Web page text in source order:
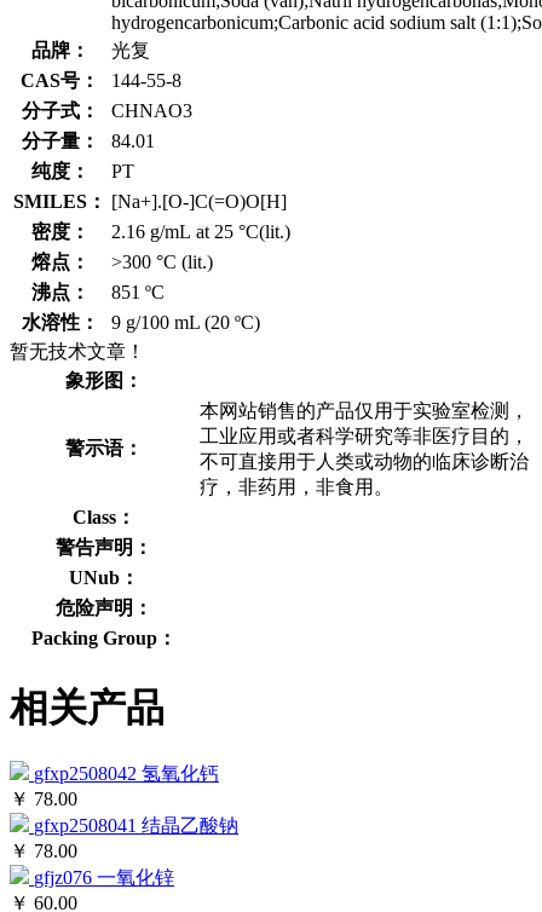
hydrogencarbonicum;Carbonic acid sodium salt
品牌：
光复
CAS号：
144-55-8
分子式：
CHNAO3
分子量：
84.01
纯度：
PT
SMILES：
[Na+].[O-]C(=O)O[H]
密度：
2.16 g/mL at 25 °C(lit.)
熔点：
>300 °C (lit.)
沸点：
851 ºC
水溶性：
9 g/100 mL (20 ºC)
暂无技术文章！
象形图：
警示语：
本网站销售的产品仅用于实验室检测，
工业应用或者科学研究等非医疗目的，
不可直接用于人类或动物的临床诊断治
疗，非药用，非食用。
Class：
警告声明：
UNub：
危险声明：
Packing Group：
相关产品
gfxp2508042氢氧化钙
￥ 78.00
gfxp2508041结晶乙酸钠
￥ 78.00
gfjz076一氧化锌
￥ 60.00